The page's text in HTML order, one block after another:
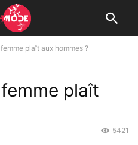
plaît aux hommes ?
plaît
5421